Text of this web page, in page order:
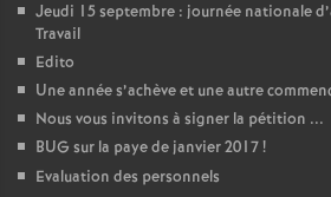
Jeudi 15 septembre : journée nationale
Travail
Edito
Une année s’achève et une autre
Nous vous invitons à signer la pétition ...
BUG sur la paye de janvier 2017!
Evaluation des personnels